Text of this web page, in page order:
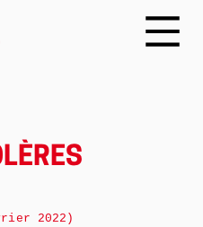
2022)